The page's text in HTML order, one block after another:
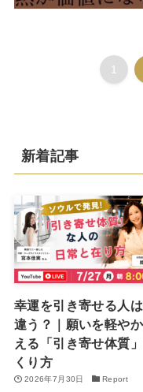
1
新着記事
幸運を引き寄せる人
違う？｜願いを軽や
える「引き寄せ体質
くり方
2026年7月30日 Report